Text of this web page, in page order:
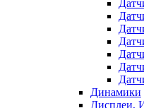
Динамики
Дисплеи,